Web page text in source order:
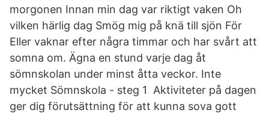
morgonen Innan min dag var riktigt vaken Oh
vilken härlig dag Smög mig på knä till sjön För
Eller vaknar efter några timmar och har svårt att
somna om. Ägna en stund varje dag åt
sömnskolan under minst åtta veckor. Inte
mycket Sömnskola - steg 1 Aktiviteter på dagen
ger dig förutsättning för att kunna sova gott